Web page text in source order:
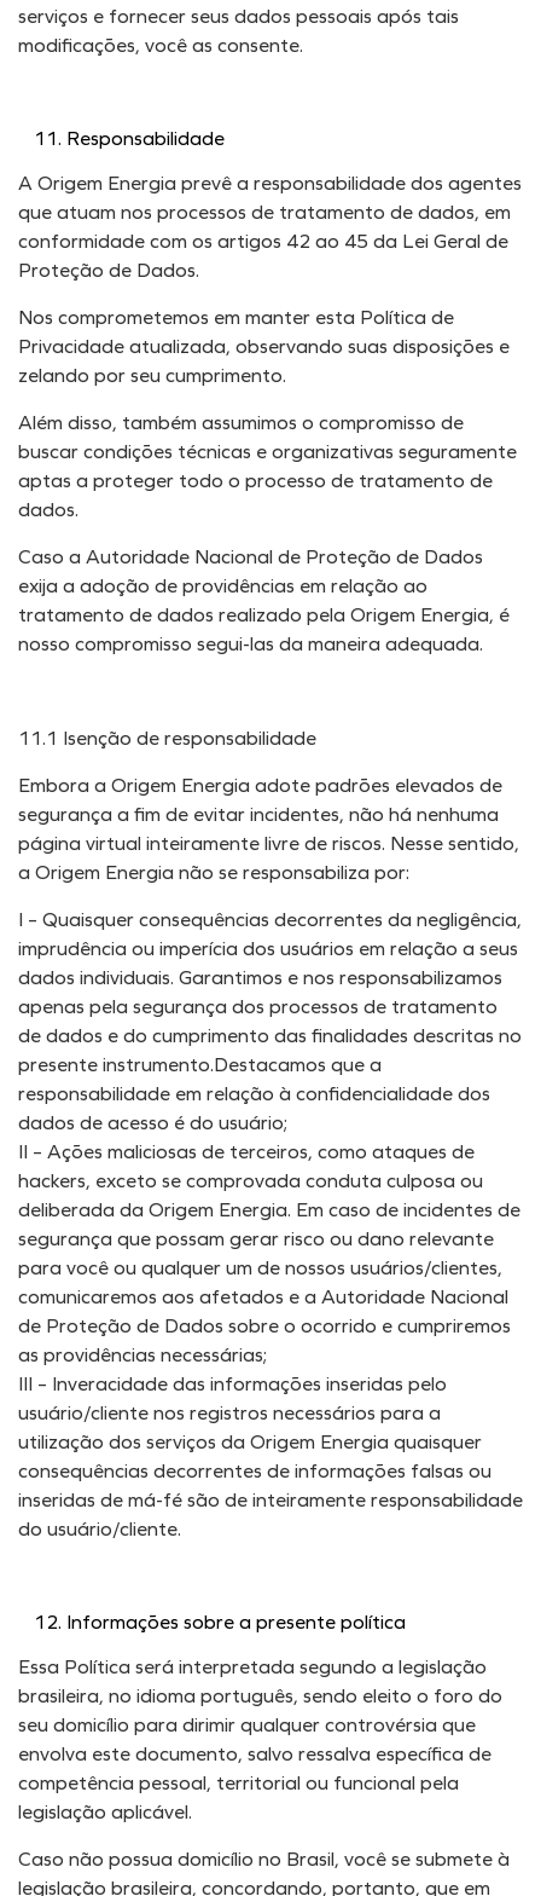
serviços e fornecer seus dados pessoais após tais
modificações, você as consente.
Responsabilidade
A Origem Energia prevê a responsabilidade dos agentes
que atuam nos processos de tratamento de dados, em
conformidade com os artigos 42 ao 45 da Lei Geral de
Proteção de Dados.
Nos comprometemos em manter esta Política de
Privacidade atualizada, observando suas disposições e
zelando por seu cumprimento.
Além disso, também assumimos o compromisso de
buscar condições técnicas e organizativas seguramente
aptas a proteger todo o processo de tratamento de
dados.
Caso a Autoridade Nacional de Proteção de Dados
exija a adoção de providências em relação ao
tratamento de dados realizado pela Origem Energia, é
nosso compromisso segui-las da maneira adequada.
11.1 Isenção de responsabilidade
Embora a Origem Energia adote padrões elevados de
segurança a fim de evitar incidentes, não há nenhuma
página virtual inteiramente livre de riscos. Nesse sentido,
a Origem Energia não se responsabiliza por:
I – Quaisquer consequências decorrentes da negligência,
imprudência ou imperícia dos usuários em relação a seus
dados individuais. Garantimos e nos responsabilizamos
apenas pela segurança dos processos de tratamento
de dados e do cumprimento das finalidades descritas no
presente instrumento.Destacamos que a
responsabilidade em relação à confidencialidade dos
dados de acesso é do usuário;
II – Ações maliciosas de terceiros, como ataques de
hackers, exceto se comprovada conduta culposa ou
deliberada da Origem Energia. Em caso de incidentes de
segurança que possam gerar risco ou dano relevante
para você ou qualquer um de nossos usuários/clientes,
comunicaremos aos afetados e a Autoridade Nacional
de Proteção de Dados sobre o ocorrido e cumpriremos
as providências necessárias;
III – Inveracidade das informações inseridas pelo
usuário/cliente nos registros necessários para a
utilização dos serviços da Origem Energia quaisquer
consequências decorrentes de informações falsas ou
inseridas de má-fé são de inteiramente responsabilidade
do usuário/cliente.
Informações sobre a presente política
Essa Política será interpretada segundo a legislação
brasileira, no idioma português, sendo eleito o foro do
seu domicílio para dirimir qualquer controvérsia que
envolva este documento, salvo ressalva específica de
competência pessoal, territorial ou funcional pela
legislação aplicável.
Caso não possua domicílio no Brasil, você se submete à
legislação brasileira, concordando, portanto, que em